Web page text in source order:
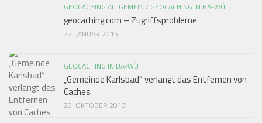
GEOCACHING ALLGEMEIN / GEOCACHING IN BA-WÜ
geocaching.com – Zugriffsprobleme
22. JANUAR 2015
GEOCACHING IN BA-WÜ
„Gemeinde Karlsbad“ verlangt das Entfernen von
Caches
20. OKTOBER 2013